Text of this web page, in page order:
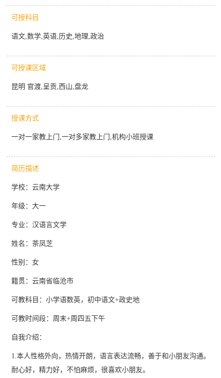
可授科目
语文,数学,英语,历史,地理,政治
可授课区域
昆明 官渡,呈贡,西山,盘龙
授课方式
一对一家教上门,一对多家教上门,机构小班授课
简历描述
学校：云南大学
年级：大一
专业：汉语言文学
姓名：茶凤芝
性别：女
籍贯：云南省临沧市
可教科目：小学语数英，初中语文+政史地
可教时间段：周末+周四五下午
自我介绍：
1.本人性格外向，热情开朗，语言表达流畅，善于和小朋友沟通。
耐心好，精力好，不怕麻烦，很喜欢小朋友。